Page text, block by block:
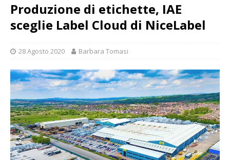
Produzione di etichette, IAE
sceglie Label Cloud di NiceLabel
28 Agosto 2020 Barbara Tomasi